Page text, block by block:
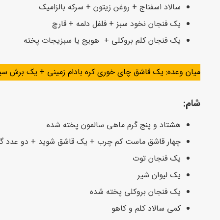
سالاد اسفناج + روغن زیتون + سرکه بالزامیک
یک فنجان نخود سبز + فلفل دلمه + قارچ
یک فنجان کلم بروکلی + هویج یا سبزیجات پخته
میان وعده: یک قاشق چای خوری کره بادام زمینی + یک برش
شام:
هشتاد و پنج گرم ماهی سالمون پخته شده
چهار قاشق ماست کم چرب + یک قاشق شوید + دو عدد
یک فنجان توت‌
یک لیوان شیر
یک فنجان بروکلی پخته شده
کمی سالاد کلم و کاهو